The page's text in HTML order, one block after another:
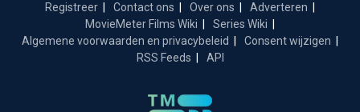
Registreer Contact ons Over ons
Adverteren
MovieMeter Films Wiki
Series Wiki
Algemene voorwaarden en privacybeleid
Consent wijzigen
RSS Feeds
API